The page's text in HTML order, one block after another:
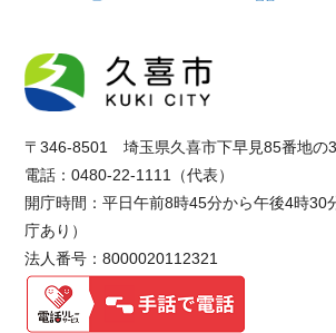
〒346-8501 埼玉県久喜市下早見85番地の3
電話：0480-22-1111（代表）
開庁時間：平日午前8時45分から午後4時30
庁あり）
法人番号：8000020112321